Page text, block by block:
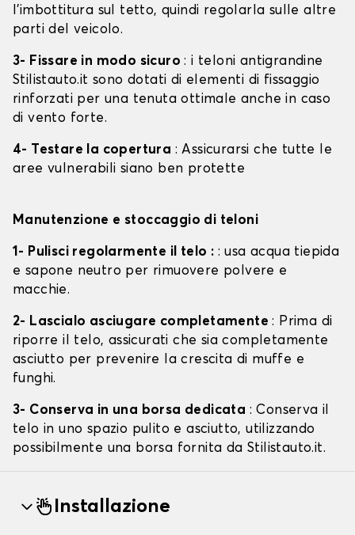
l'imbottitura sul tetto, quindi regolarla sulle altre
parti del veicolo.
3- Fissare in modo sicuro: i teloni antigrandine
Stilistauto.it sono dotati di elementi di fissaggio
rinforzati per una tenuta ottimale anche in caso
di vento forte.
4- Testare la copertura : Assicurarsi che tutte le
aree vulnerabili siano ben protette
Manutenzione e stoccaggio di teloni
1- Pulisci regolarmente il telo : : usa acqua tiepida
e sapone neutro per rimuovere polvere e
macchie.
2- Lascialo asciugare completamente: Prima di
riporre il telo, assicurati che sia completamente
asciutto per prevenire la crescita di muffe e
funghi.
3- Conserva in una borsa dedicata : Conserva il
telo in uno spazio pulito e asciutto, utilizzando
possibilmente una borsa fornita da Stilistauto.it.
Installazione